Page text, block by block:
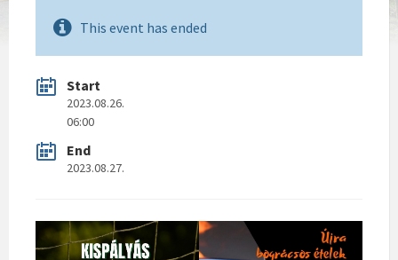
This event has ended
Start
2023.08.26.
06:00
End
2023.08.27.